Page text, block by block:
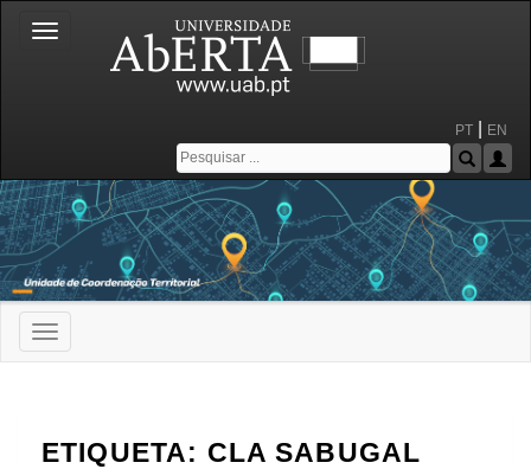
Toggle
navigation
PT EN
Toggle
navigation
ETIQUETA: CLA SABUGAL